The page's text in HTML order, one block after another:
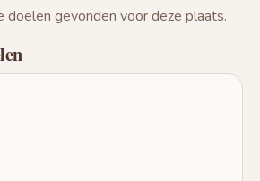
doelen gevonden voor deze plaats.